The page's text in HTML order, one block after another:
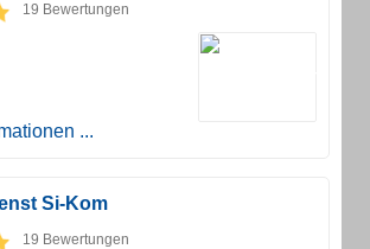
19 Bewertungen
...
Si-Kom
19 Bewertungen